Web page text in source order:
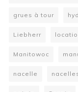
grues à tour
Liebherr
Manitowoc
nacelle